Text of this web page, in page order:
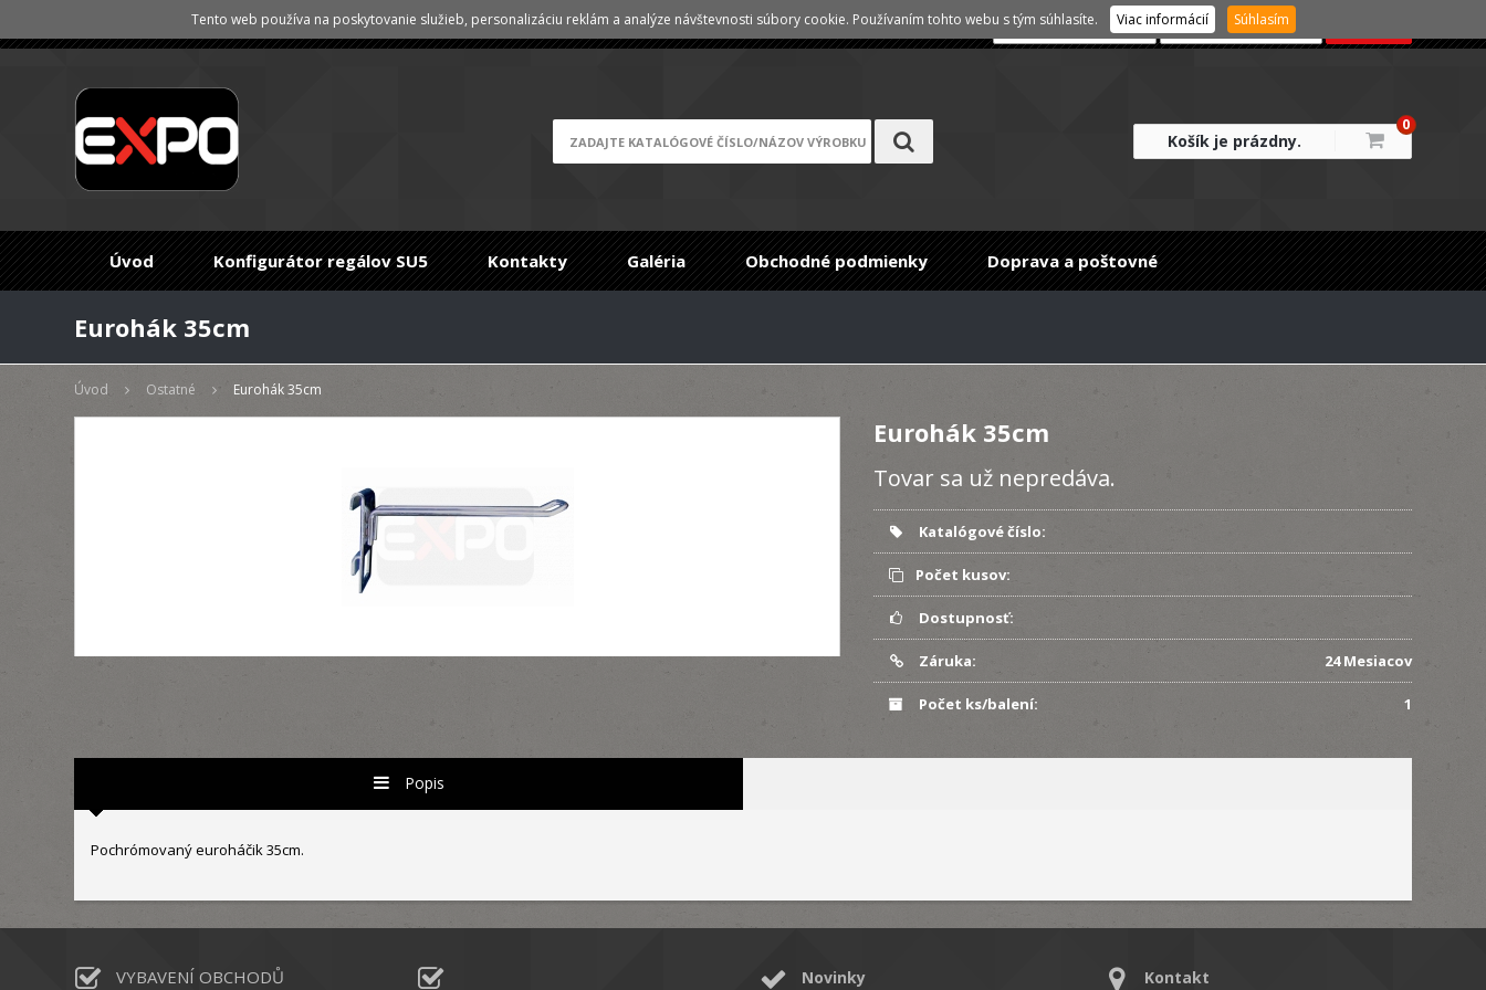
Registrace /Zabudnuté heslo
Košík je prázdny.
0
Úvod Konfigurátor regálov SU5 Kontakty Galéria Obchodné podmienky Doprava a poštovné
Eurohák 35cm
Úvod Ostatné Eurohák 35cm
Eurohák 35cm
Tovar sa už nepredáva.
Katalógové číslo:
Počet kusov:
Dostupnosť:
Záruka: 24 Mesiacov
Počet ks/balení: 1
Popis
Pochrómovaný euroháčik 35cm.
VYBAVENÍ OBCHODŮ Novinky Kontakt
Tento web používa na poskytovanie služieb, personalizáciu reklám a analýze návštevnosti súbory cookie. Používaním tohto webu s tým súhlasíte. Viac informácií Súhlasím